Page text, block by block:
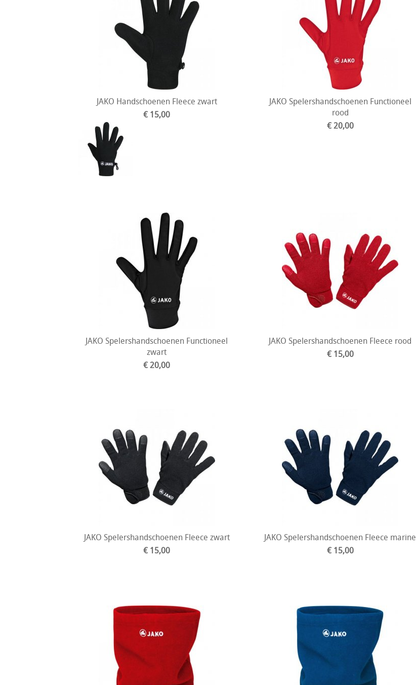
JAKO Handschoenen Fleece zwart
€ 15,00
JAKO Spelershandschoenen Functioneel
rood
€ 20,00
JAKO Spelershandschoenen Functioneel
zwart
€ 20,00
JAKO Spelershandschoenen Fleece rood
€ 15,00
JAKO Spelershandschoenen Fleece zwart
€ 15,00
JAKO Spelershandschoenen Fleece marine
€ 15,00